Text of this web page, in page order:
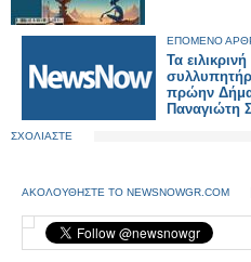
ΕΠΟΜΕΝΟ
Τα
πρώην
Παναγιώτη
ΣΧΟΛΙΑΣΤΕ
ΑΚΟΛΟΥΘΗΣΤΕ ΤΟ NEWSNOWGR.COM